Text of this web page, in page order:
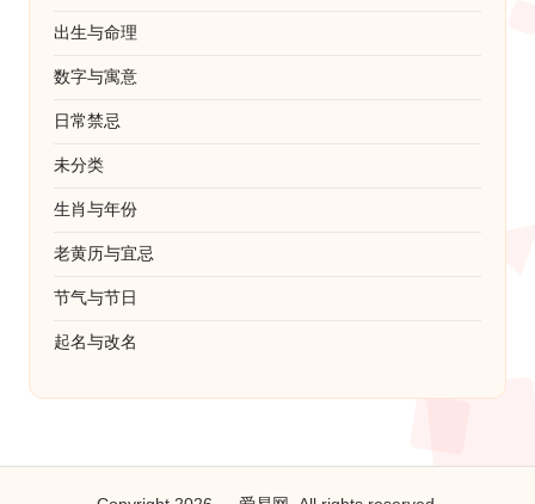
出生与命理
数字与寓意
日常禁忌
未分类
生肖与年份
老黄历与宜忌
节气与节日
起名与改名